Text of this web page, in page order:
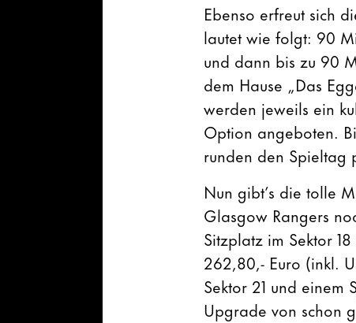
Ebenso erfreut sich
lautet wie folgt: 90
und dann bis zu 90
dem Hause „Das
werden jeweils ein
Option angeboten.
runden den Spieltag
Nun gibt’s die tolle
Glasgow Rangers
Sitzplatz im Sektor
262,80,- Euro (inkl.
Sektor 21 und einem
Upgrade von schon